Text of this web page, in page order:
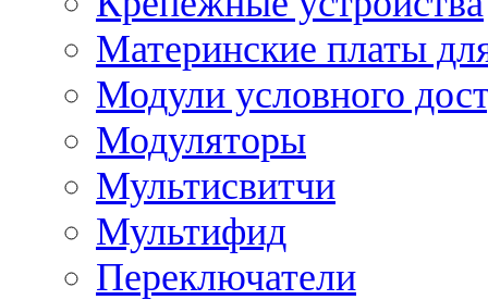
Материнские платы
Модули условного
Модуляторы
Мультисвитчи
Мультифид
Переключатели